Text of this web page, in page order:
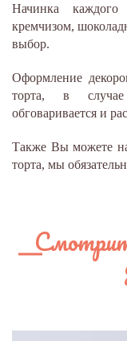
Начинка
кремчизом,
выбор.
Оформление
торта, в случае
обговаривается и
Также Вы можете
торта, мы